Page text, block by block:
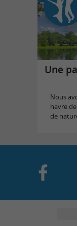
Une
Nous
havre
de